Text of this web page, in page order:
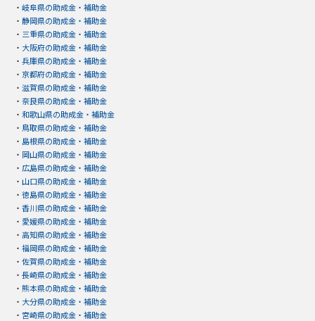
・ 岐阜県の助成金・補助金
・ 静岡県の助成金・補助金
・ 三重県の助成金・補助金
・ 大阪府の助成金・補助金
・ 兵庫県の助成金・補助金
・ 京都府の助成金・補助金
・ 滋賀県の助成金・補助金
・ 奈良県の助成金・補助金
・ 和歌山県の助成金・補助金
・ 鳥取県の助成金・補助金
・ 島根県の助成金・補助金
・ 岡山県の助成金・補助金
・ 広島県の助成金・補助金
・ 山口県の助成金・補助金
・ 徳島県の助成金・補助金
・ 香川県の助成金・補助金
・ 愛媛県の助成金・補助金
・ 高知県の助成金・補助金
・ 福岡県の助成金・補助金
・ 佐賀県の助成金・補助金
・ 長崎県の助成金・補助金
・ 熊本県の助成金・補助金
・ 大分県の助成金・補助金
・ 宮崎県の助成金・補助金